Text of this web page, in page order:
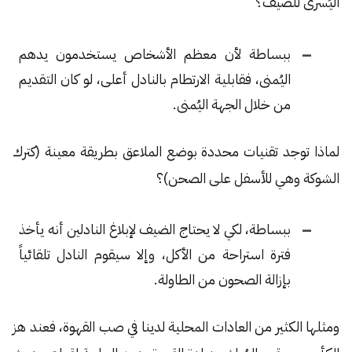
ببساطة لأن معظم الأشخاص يستخدمون يدهم
اليُمنى، فقابلية الارتطام بالنادل أعلى، لو كان التقديم
من خلال الجهة اليُمنى.
لماذا توجد تقنيات محددة بوضع الملاعق بطريقة معينة (كترك
الشوكة وهي للأسفل على الصحن)؟
ببساطة، لكي لا يحتاج الضيف لإبلاغ النادلين أنه يأخذ
فترة استراحة من الأكل، وإلا سيقوم النادل تلقائياً
بإزالة الصحون من الطاولة.
ومثلها الكثير من العادات المحلية لدينا في صب القهوة، فعند هز